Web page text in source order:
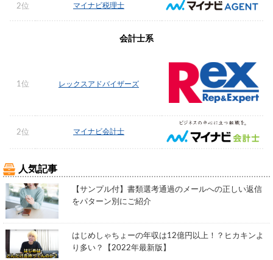
2位 マイナビ税理士
会計士系
1位 レックスアドバイザーズ
2位 マイナビ会計士
人気記事
【サンプル付】書類選考通過のメールへの正しい返信
をパターン別にご紹介
はじめしゃちょーの年収は12億円以上！？ヒカキンよ
り多い？【2022年最新版】